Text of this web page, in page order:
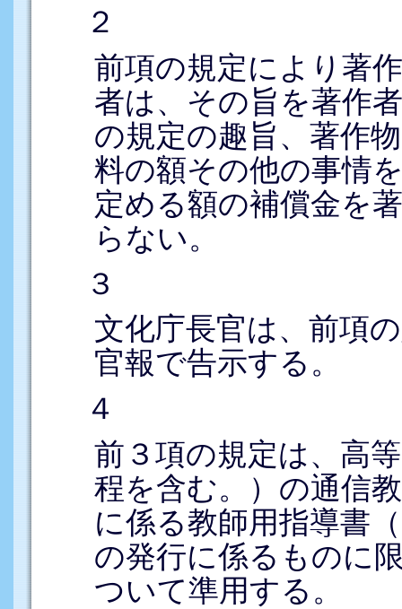
２
前項の規定により著
者は、その旨を著作
の規定の趣旨、著作
料の額その他の事情
定める額の補償金を
らない。
３
文化庁長官は、前項
官報で告示する。
４
前３項の規定は、高
程を含む。）の通信
に係る教師用指導書
の発行に係るものに
ついて準用する。